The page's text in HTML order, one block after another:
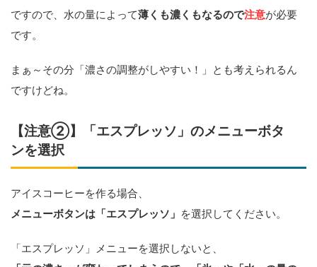
ですので、水の量によって薄くも濃くもなるので注意が必要
です。
まぁ～その分「濃さの調整がしやすい！」とも考えられるん
ですけどね。
【注意②】「エスプレッソ」のメニューボタ
ンを選択
アイスコーヒーを作る場合、
メニューボタンは「エスプレッソ」 を選択してください。
「エスプレッソ」メニューを選択しないと、